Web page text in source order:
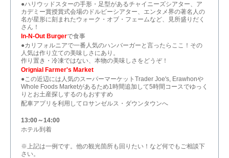
●ハリウッドスターの手形・足型があるチャイニーズシアター、ア
カデミー賞授賞式会場のドルビーシアター、エンタメ界の著名人の
名が星形に刻まれたウォーク・オブ・フェームなど、見所盛りだく
さん！
In-N-Out Burgerで食事
●カリフォルニアで一番人気のハンバーガーと言ったらここ！その
人気は作り立ての美味しさにあり。
作り置き・冷凍ではない、本物の美味しさをどうぞ！
Orignial Farmer's Market
●この近辺には人気のスーパーマーケットTrader Joe's, Erawhonや
Whole Foods Marketがあるため1時間追加して5時間コースでゆっく
りとお土産探しするのもおすすめ
配車アプリを利用してロサンゼルス・ダウンタウンへ
13:00～14:00
ホテル到着
※上記は一例です。他の観光箇所も回りたい！など何でもご相談下
さい。